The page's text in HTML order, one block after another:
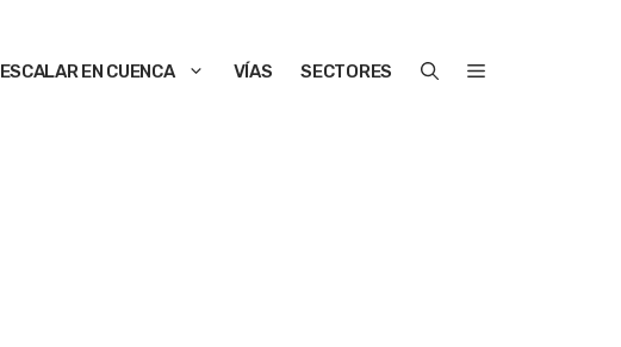
ESCALAR EN CUENCA VÍAS SECTORES